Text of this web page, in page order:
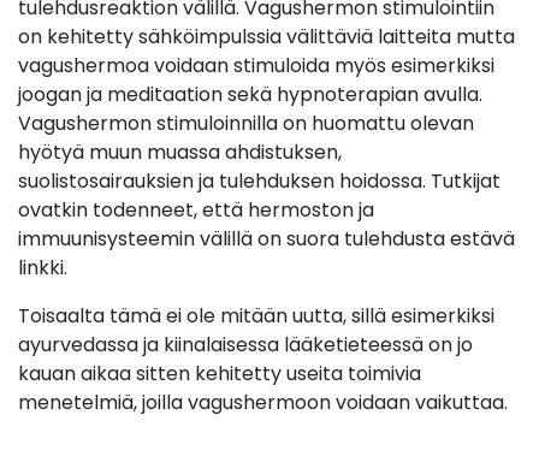
tulehdusreaktion välillä. Vagushermon stimulointiin
on kehitetty sähköimpulssia välittäviä laitteita mutta
vagushermoa voidaan stimuloida myös esimerkiksi
joogan ja meditaation sekä hypnoterapian avulla.
Vagushermon stimuloinnilla on huomattu olevan
hyötyä muun muassa ahdistuksen,
suolistosairauksien ja tulehduksen hoidossa. Tutkijat
ovatkin todenneet, että hermoston ja
immuunisysteemin välillä on suora tulehdusta estävä
linkki.
Toisaalta tämä ei ole mitään uutta, sillä esimerkiksi
ayurvedassa ja kiinalaisessa lääketieteessä on jo
kauan aikaa sitten kehitetty useita toimivia
menetelmiä, joilla vagushermoon voidaan vaikuttaa.